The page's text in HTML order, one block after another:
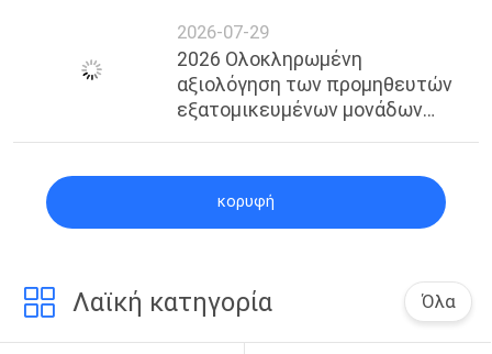
Αξιόπιστοι Προμηθευτές
2026-07-29
2026 Ολοκληρωμένη
αξιολόγηση των προμηθευτών
εξατομικευμένων μονάδων
κορυφή
Λαϊκή κατηγορία Όλα